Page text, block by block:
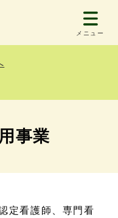
メニュー
事業
定看護師、専門看